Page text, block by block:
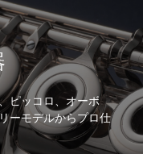
ピッコロ、オーボ
ーモデルからプロ仕